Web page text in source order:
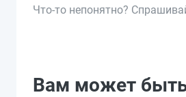
Что-то непонятно?
Вам может быть